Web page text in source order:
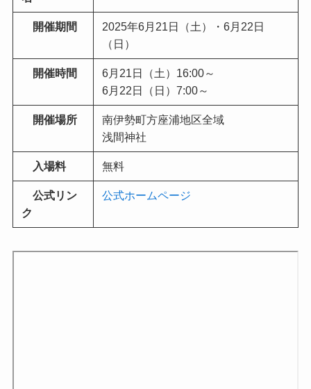
開催期間
2025年6月21日（土）・6月22日
（日）
開催時間
6月21日（土）16:00～
6月22日（日）7:00～
開催場所
南伊勢町方座浦地区全域
浅間神社
入場料 無料
公式リン
ク
公式ホームページ